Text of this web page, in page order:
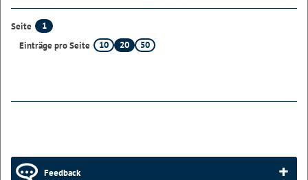
Seite
1
Einträge pro Seite
10 20 50
Feedback